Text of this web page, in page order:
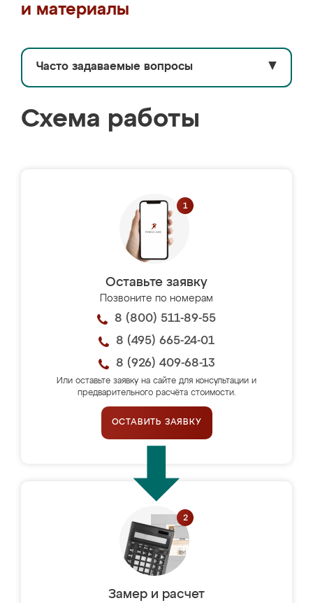
и материалы
Часто задаваемые вопросы ▼
Схема работы
Оставьте заявку
Позвоните по номерам
8 (800) 511-89-55
8 (495) 665-24-01
8 (926) 409-68-13
Или оставьте заявку на сайте для консультации и
предварительного расчёта стоимости.
ОСТАВИТЬ ЗАЯВКУ
Замер и расчет